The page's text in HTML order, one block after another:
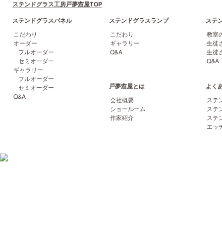
ステンドグラス工房戸夢窓屋TOP
ステンドグラスパネル
こだわり
オーダー
フルオーダー
セミオーダー
ギャラリー
フルオーダー
セミオーダー
Q&A
ステンドグラスランプ
こだわり
ギャラリー
Q&A
ステ
教室
生徒
生徒
Q&A
戸夢窓屋とは
会社概要
ショールーム
作家紹介
よく
ステ
ステ
ステ
エッ